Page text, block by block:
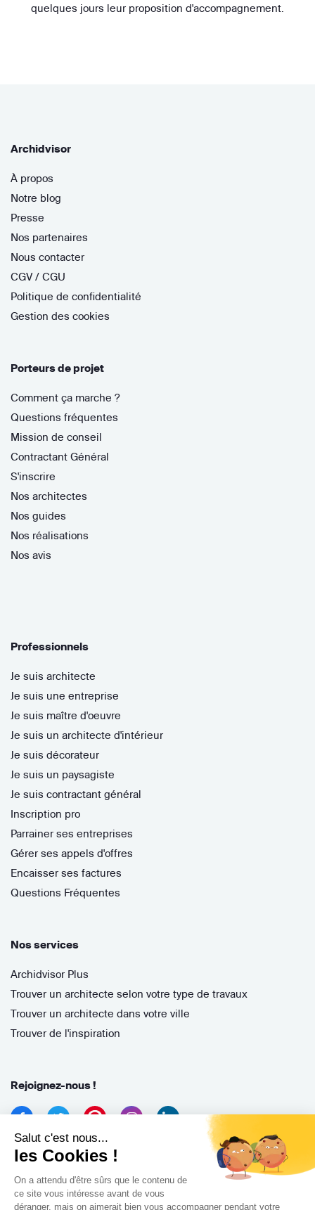
Salut c'est nous...
les Cookies !
On a attendu d'être sûrs que le contenu de
ce site vous intéresse avant de vous
déranger, mais on aimerait bien vous accompagner pendant votre
quelques jours leur proposition d'accompagnement.
Archidvisor
À propos
Notre blog
Presse
Nos partenaires
Nous contacter
CGV / CGU
Politique de confidentialité
Gestion des cookies
Porteurs de projet
Comment ça marche ?
Questions fréquentes
Mission de conseil
Contractant Général
S'inscrire
Nos architectes
Nos guides
Nos réalisations
Nos avis
Professionnels
Je suis architecte
Je suis une entreprise
Je suis maître d'oeuvre
Je suis un architecte d'intérieur
Je suis décorateur
Je suis un paysagiste
Je suis contractant général
Inscription pro
Parrainer ses entreprises
Gérer ses appels d'offres
Encaisser ses factures
Questions Fréquentes
Nos services
Archidvisor Plus
Trouver un architecte selon votre type de travaux
Trouver un architecte dans votre ville
Trouver de l'inspiration
Rejoignez-nous !